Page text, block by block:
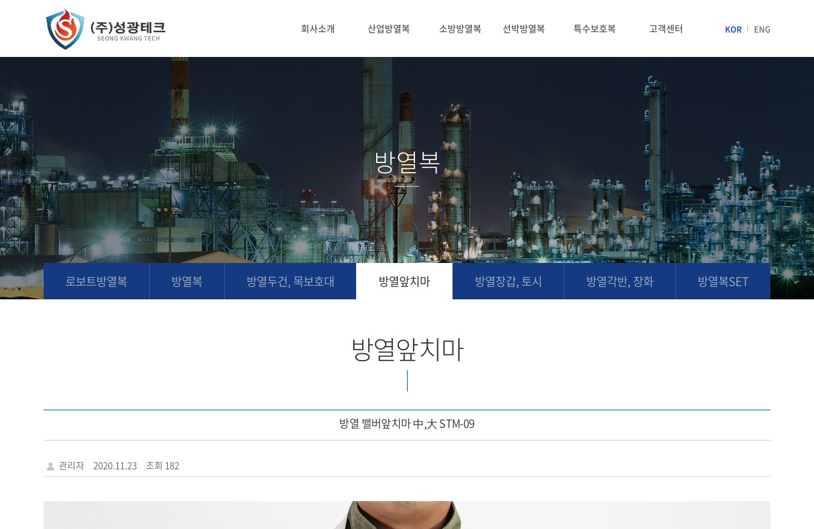
KOR ENG
회사소개 산업방열복 소방방열복 선박방열복 특수보호복 고객센터
방열복
로보트방열복 방열복 방열두건, 목보호대 방열앞치마 방열장갑, 토시 방열각반, 장화 방열복SET
방열앞치마
방열 밸버앞치마 中,大 STM-09
관리자 2020.11.23 조회 182